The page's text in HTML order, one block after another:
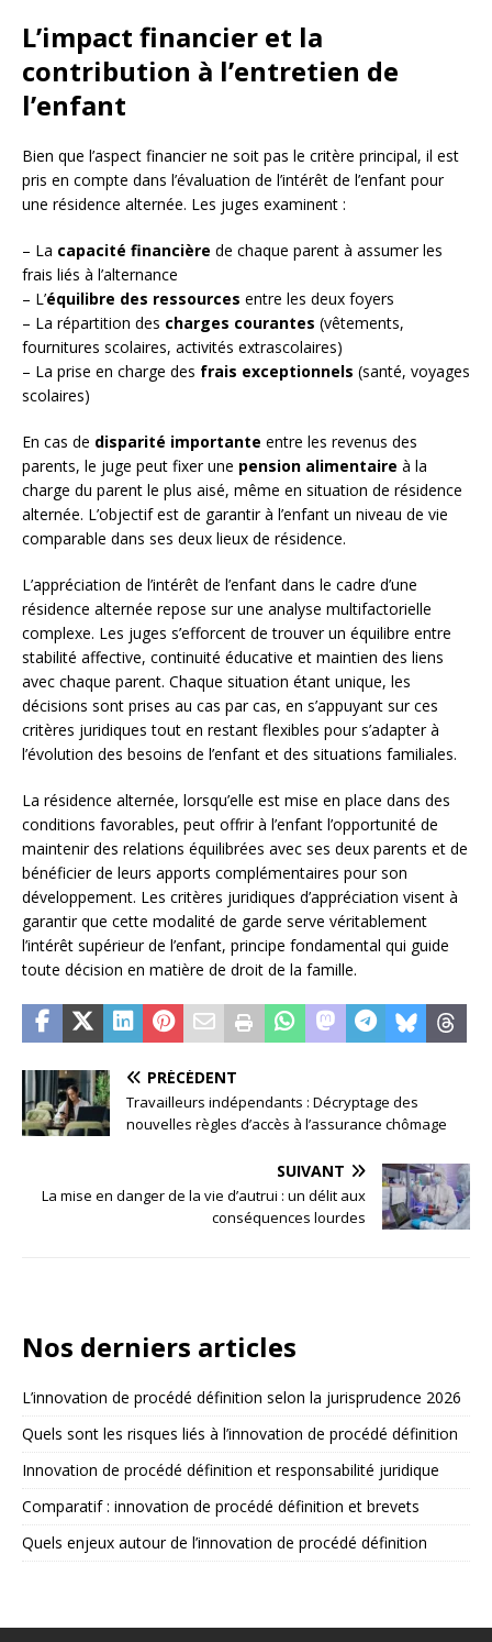
L’impact financier et la
contribution à l’entretien de
l’enfant
Bien que l’aspect financier ne soit pas le critère principal, il est
pris en compte dans l’évaluation de l’intérêt de l’enfant pour
une résidence alternée. Les juges examinent :
– La capacité financière de chaque parent à assumer les
frais liés à l’alternance
– L’équilibre des ressources entre les deux foyers
– La répartition des charges courantes (vêtements,
fournitures scolaires, activités extrascolaires)
– La prise en charge des frais exceptionnels (santé, voyages
scolaires)
En cas de disparité importante entre les revenus des
parents, le juge peut fixer une pension alimentaire à la
charge du parent le plus aisé, même en situation de résidence
alternée. L’objectif est de garantir à l’enfant un niveau de vie
comparable dans ses deux lieux de résidence.
L’appréciation de l’intérêt de l’enfant dans le cadre d’une
résidence alternée repose sur une analyse multifactorielle
complexe. Les juges s’efforcent de trouver un équilibre entre
stabilité affective, continuité éducative et maintien des liens
avec chaque parent. Chaque situation étant unique, les
décisions sont prises au cas par cas, en s’appuyant sur ces
critères juridiques tout en restant flexibles pour s’adapter à
l’évolution des besoins de l’enfant et des situations familiales.
La résidence alternée, lorsqu’elle est mise en place dans des
conditions favorables, peut offrir à l’enfant l’opportunité de
maintenir des relations équilibrées avec ses deux parents et de
bénéficier de leurs apports complémentaires pour son
développement. Les critères juridiques d’appréciation visent à
garantir que cette modalité de garde serve véritablement
l’intérêt supérieur de l’enfant, principe fondamental qui guide
toute décision en matière de droit de la famille.
PRÉCÉDENT
Travailleurs indépendants : Décryptage des
nouvelles règles d’accès à l’assurance chômage
SUIVANT
La mise en danger de la vie d’autrui : un délit aux
conséquences lourdes
Nos derniers articles
L’innovation de procédé définition selon la jurisprudence 2026
Quels sont les risques liés à l’innovation de procédé définition
Innovation de procédé définition et responsabilité juridique
Comparatif : innovation de procédé définition et brevets
Quels enjeux autour de l’innovation de procédé définition